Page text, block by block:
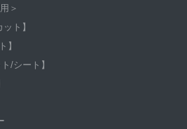
＞
ット】
】
/シート】